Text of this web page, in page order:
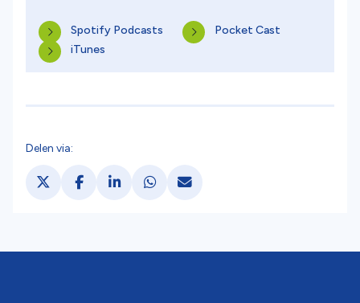
Spotify Podcasts
(opent in nieuw tabblad)
Pocket Cast
iTunes
Delen via:
Deel via X. opent in een nieuw tabblad
Deel via Facebook. opent in een nieuw
Deel via LinkedIn. opent in een nieuw
Deel via WhatsApp. opent in
Deel via Mail. opent in een